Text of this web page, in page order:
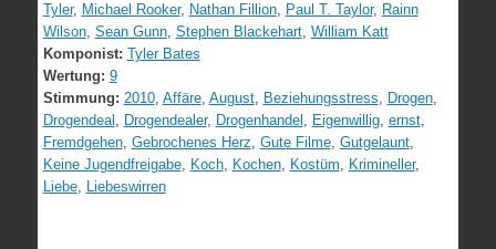
Tyler, Michael Rooker, Nathan Fillion, Paul T. Taylor, Rainn
Wilson, Sean Gunn, Stephen Blackehart, William Katt
Komponist: Tyler Bates
Wertung: 9
Stimmung: 2010, Affäre, August, Beziehungsstress, Drogen,
Drogendeal , Drogendealer, Drogenhandel , Eigenwillig, ernst,
Fremdgehen, Gebrochenes Herz, Gute Filme, Gutgelaunt,
Keine Jugendfreigabe, Koch, Kochen, Kostüm, Krimineller,
Liebe, Liebeswirren